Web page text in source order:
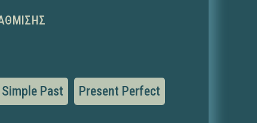
Simple Past Present Perfect